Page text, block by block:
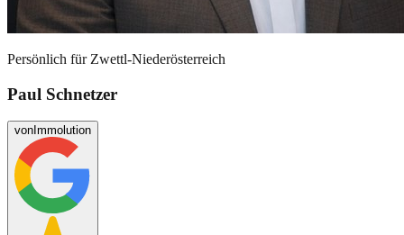
Persönlich für Zwettl-Niederösterreich
Paul Schnetzer
von Immolution